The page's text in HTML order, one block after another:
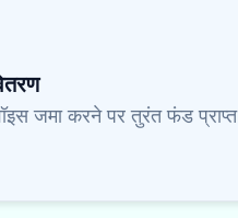
जमा करने पर तुरंत फंड प्राप्त